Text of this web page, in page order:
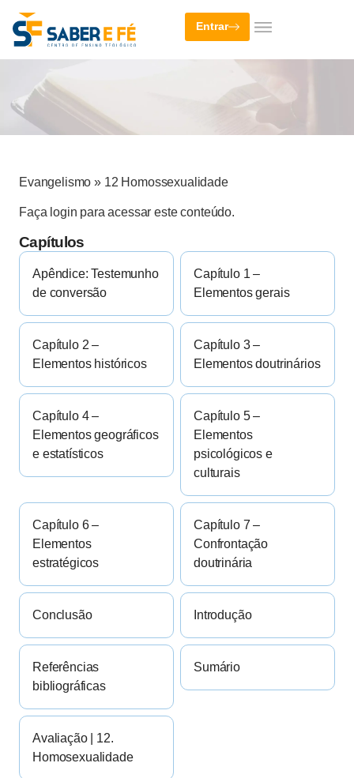
Entrar
Evangelismo » 12 Homossexualidade
Faça login para acessar este conteúdo.
Capítulos
Apêndice: Testemunho
de conversão
Capítulo 1 –
Elementos gerais
Capítulo 2 –
Elementos históricos
Capítulo 3 –
Elementos doutrinários
Capítulo 4 –
Elementos geográficos
e estatísticos
Capítulo 5 –
Elementos
psicológicos e
culturais
Capítulo 6 –
Elementos
estratégicos
Capítulo 7 –
Confrontação
doutrinária
Conclusão Introdução
Referências
bibliográficas
Sumário
Avaliação | 12.
Homosexualidade